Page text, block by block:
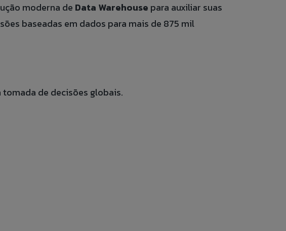
moderna de Data Warehouse para auxiliar suas
baseadas em dados para mais de 875 mil
de decisões globais.